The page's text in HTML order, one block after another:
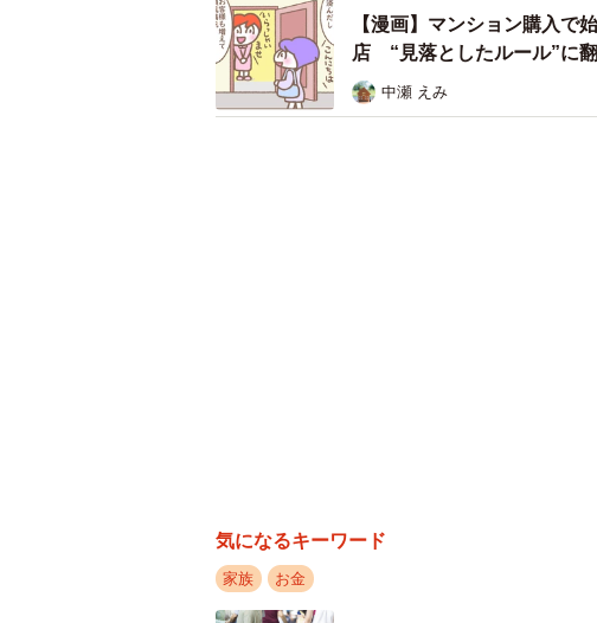
【漫画】マンション購入で
店 “見落としたルール”に
中瀬 えみ
気になるキーワード
家族 お金